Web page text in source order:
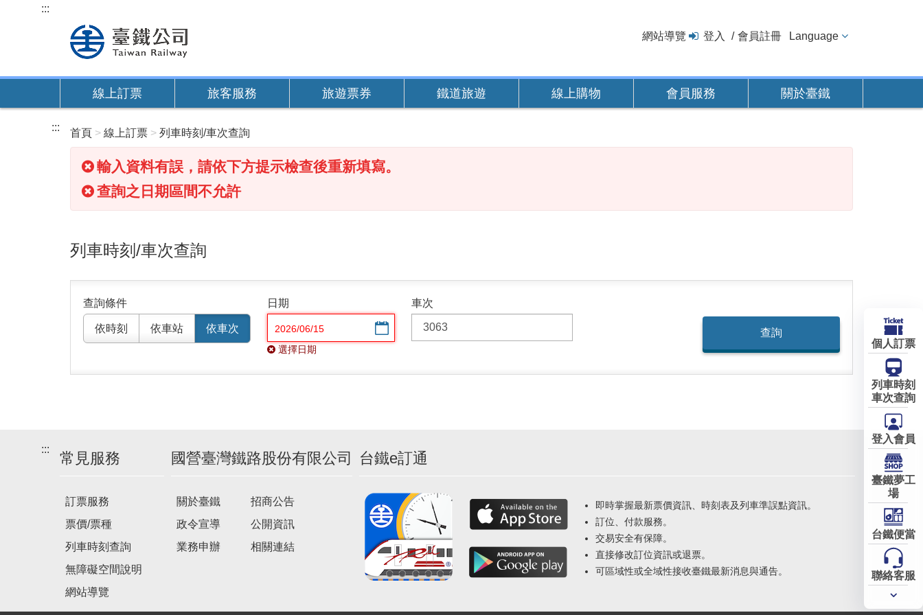
內
:::
網站導覽 登入 會員註冊 Language
線上訂票 旅客服務 旅遊票券 鐵道旅遊 線上購物 會員服務 關於臺鐵
::: 首頁 線上訂票 列車時刻/車次查詢
輸入資料有誤，請依下方提示檢查後重新填寫。
查詢之日期區間不允許
列車時刻/車次查詢
查詢條件
依時刻 依車站 依車次
日期
選擇日期
選擇日期
車次
:::
常見服務
訂票服務
票價/票種
列車時刻查詢
無障礙空間說明
網站導覽
國營臺灣鐵路股份有限公司
關於臺鐵
政令宣導
業務申辦
招商公告
公開資訊
相關連結
台鐵e訂通
即時掌握最新票價資訊、時刻表及列車準誤點資訊。
訂位、付款服務。
交易安全有保障。
直接修改訂位資訊或退票。
可區域性或全域性接收臺鐵最新消息與通告。
個人訂票
列車時刻
車次查詢
登入會員
臺鐵夢工
場
台鐵便當
聯絡客服
常用